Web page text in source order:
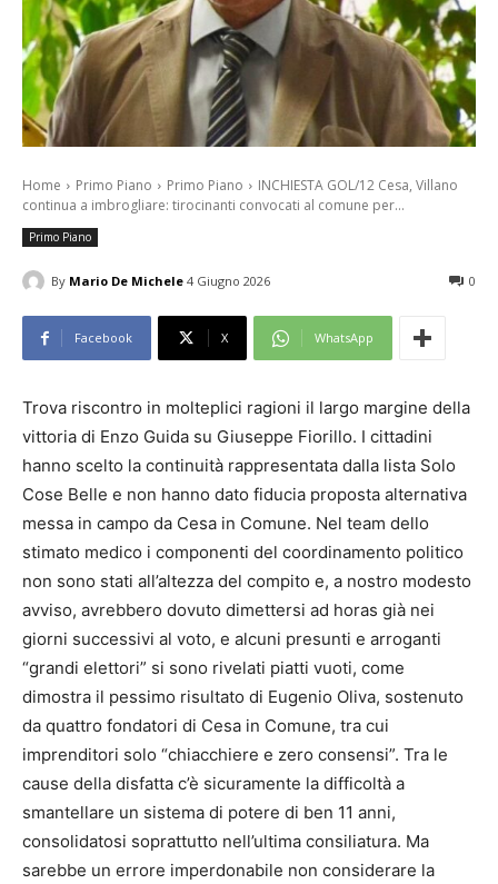
Home Primo Piano Primo Piano
INCHIESTA GOL/12 Cesa, Villano
continua a imbrogliare: tirocinanti convocati al comune per...
Primo Piano
By Mario De Michele 4 Giugno 2026 0
Facebook X WhatsApp
Trova riscontro in molteplici ragioni il largo margine della
vittoria di Enzo Guida su Giuseppe Fiorillo. I cittadini
hanno scelto la continuità rappresentata dalla lista Solo
Cose Belle e non hanno dato fiducia proposta alternativa
messa in campo da Cesa in Comune. Nel team dello
stimato medico i componenti del coordinamento politico
non sono stati all’altezza del compito e, a nostro modesto
avviso, avrebbero dovuto dimettersi ad horas già nei
giorni successivi al voto, e alcuni presunti e arroganti
“grandi elettori” si sono rivelati piatti vuoti, come
dimostra il pessimo risultato di Eugenio Oliva, sostenuto
da quattro fondatori di Cesa in Comune, tra cui
imprenditori solo “chiacchiere e zero consensi”. Tra le
cause della disfatta c’è sicuramente la difficoltà a
smantellare un sistema di potere di ben 11 anni,
consolidatosi soprattutto nell’ultima consiliatura. Ma
sarebbe un errore imperdonabile non considerare la